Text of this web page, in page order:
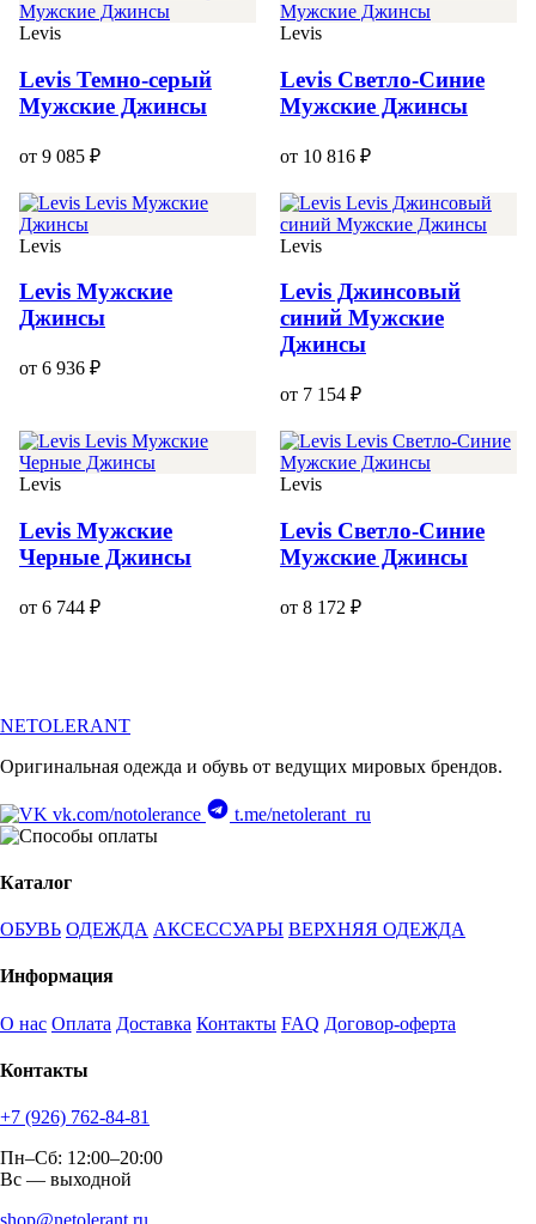
Levis
Levis Темно-серый
Мужские Джинсы
от 9 085 ₽
Levis
Levis Светло-Синие
Мужские Джинсы
от 10 816 ₽
Levis
Levis Мужские
Джинсы
от 6 936 ₽
Levis
Levis Джинсовый
синий Мужские
Джинсы
от 7 154 ₽
Levis
Levis Мужские
Черные Джинсы
от 6 744 ₽
Levis
Levis Светло-Синие
Мужские Джинсы
от 8 172 ₽
NETOLERANT
Оригинальная одежда и обувь от ведущих мировых брендов.
vk.com/notolerance t.me/netolerant_ru
Каталог
ОБУВЬ ОДЕЖДА АКСЕССУАРЫ ВЕРХНЯЯ ОДЕЖДА
Информация
О нас Оплата Доставка Контакты FAQ Договор-оферта
Контакты
+7 (926) 762-84-81
Пн–Сб: 12:00–20:00
Вс — выходной